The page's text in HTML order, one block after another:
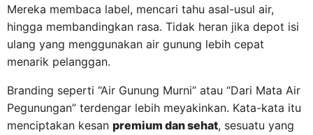
Mereka membaca label, mencari tahu asal-usul air,
hingga membandingkan rasa. Tidak heran jika depot isi
ulang yang menggunakan air gunung lebih cepat
menarik pelanggan.
Branding seperti “Air Gunung Murni” atau “Dari Mata Air
Pegunungan” terdengar lebih meyakinkan. Kata-kata itu
menciptakan kesan premium dan sehat, sesuatu yang